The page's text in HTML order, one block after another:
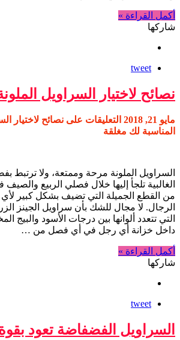
أكمل القراءة »
شاركها
tweet
نصائح لاختيار السراويل
مايو 21, 2018 التعليقات على نصائح لاختيار
المناسبة لك مغلقة
السراويل الملونة مرحة وممتعة، ولا ترتبط
الغالبية تلجأ إليها خلال فصلي الربيع
من القطع الجميلة التي تضيف بشكل كبير
الرجال. لا مجال للشك بأن سراويل الجينز
التي تتعدد ألوانها بين درجات الأسود والبيج
داخل خزانة أي رجل في أي فصل من …
أكمل القراءة »
شاركها
tweet
السراويل الفضفاضة تعود